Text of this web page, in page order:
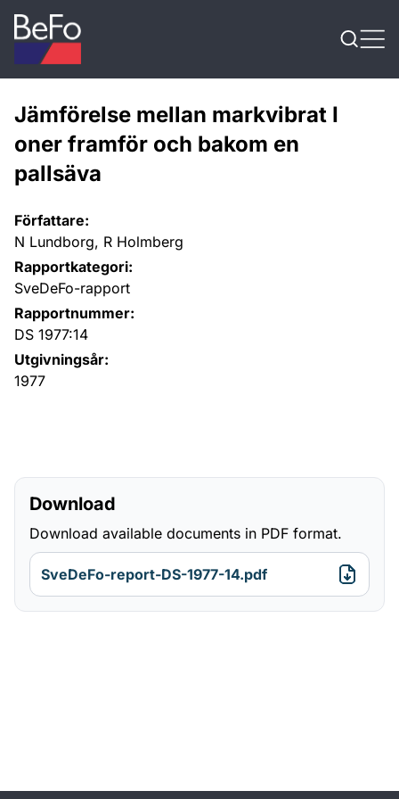
Skip to content
Jämförelse mellan markvibrat I
oner framför och bakom en
pallsäva
Författare:
N Lundborg, R Holmberg
Rapportkategori:
SveDeFo-rapport
Rapportnummer:
DS 1977:14
Utgivningsår:
1977
Download
Download available documents in PDF format.
SveDeFo-report-DS-1977-14.pdf